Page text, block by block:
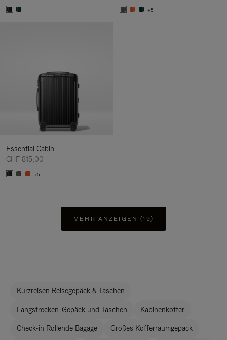
+5
Essential Cabin
CHF 815,00
+5
MEHR ANZEIGEN (19)
Kurzreisen Reisegepäck & Taschen
Langstrecken-Gepäck und Taschen Kabinenkoffer
Check-in Rollende Bagage Großes Kofferraumgepäck